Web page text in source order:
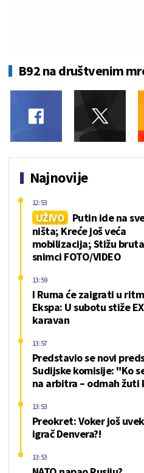
B92 na društvenim
Najnovije
UŽIVO
Putin ide na
ništa; Kreće još veća
mobilizacija; Stižu
snimci FOTO/VIDEO
12:53
I Ruma će zaigrati u
Ekspa: U subotu stiže
karavan
13:59
Predstavio se novi
Sudijske komisije: "Ko
na arbitra – odmah
13:57
Preokret: Voker još
igrač Denvera?!
13:53
13:53